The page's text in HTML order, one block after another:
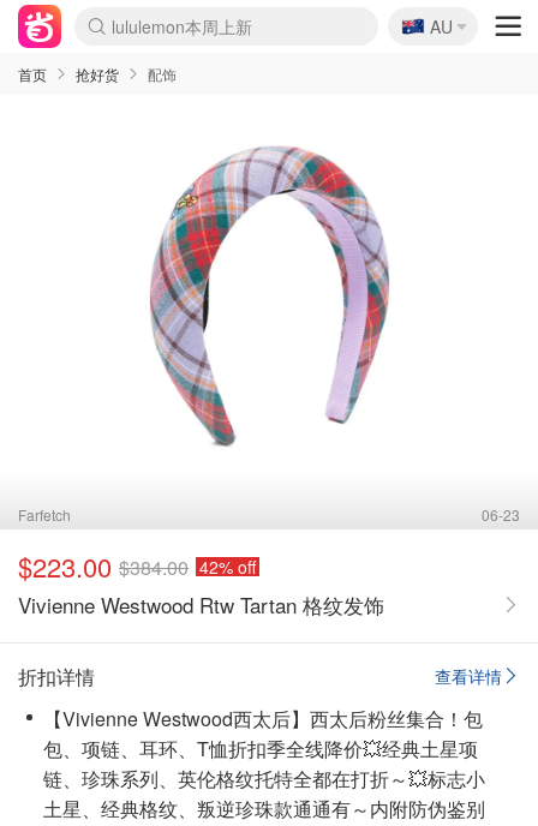
lululemon本周上新
Sasa美妆护肤3.5折
SSENSE年中3折
FreshBeauty好价汇总
Cettire降价+叠9折
Farfetch折上8折
WWS Coles超市实拍
viagogo二手票捡漏
Myer清仓1折起
The Outnet奢牌1折起
David Jones 3折起
Flannels大牌1折
Perfumes Club护肤1折
AMIRO返校季6.2折
Oweek抽奖送Airpods
Amazon折扣汇总
eToro入金$200送$50
Amazon数码好物
ICONIC本周7.5折
ThedoubleF高奢地板价
Moose Knuckles 6折
丝芙兰5折起
EUFY官网3.7折起
Selenichast首饰2折
Trip机票酒店促销
YSL送5件彩妆礼
Amazon家居好物
BIGBANG巡演开票
David Jones时尚3折
Amazon美妆护肤
雅漾大喷$8
过敏原检测盒$33
伊索独家赠50ml沐浴露
科颜氏送高保湿面霜
SEALIFE海洋馆门票6折
丝塔芙大白罐$16
订阅Newsletter送香薰
Cult Beauty 6.8折
Harrods圣诞日历2.3折
LN-CC奢牌私促3折
d'Alba空姐喷雾$16
EVE LOM套装逆天2折
Bernardelli独家4折
Adore Beauty 6折起
CT圣诞日历
Mytheresa奢品2.7折
🇦🇺
AU
首页 抢好货 配饰
Farfetch 06-23
$223.00 $384.00 42% off
Vivienne Westwood Rtw Tartan 格纹发饰
查看详情
折扣详情
【Vivienne Westwood西太后】西太后粉丝集合！包
包、项链、耳环、T恤折扣季全线降价💥经典土星项
链、珍珠系列、英伦格纹托特全都在打折～💥标志小
土星、经典格纹、叛逆珍珠款通通有～内附防伪鉴别